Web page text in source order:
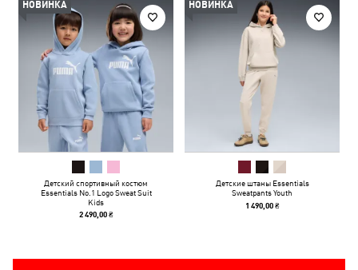
НОВИНКА
Детский спортивный костюм
Essentials No.1 Logo Sweat Suit
Kids
2 490,00 ₴
НОВИНКА
Детские штаны Essentials
Sweatpants Youth
1 490,00 ₴